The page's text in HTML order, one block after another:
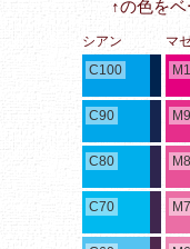
↑の色を
シアン
C100
C90
C80
C70
マ